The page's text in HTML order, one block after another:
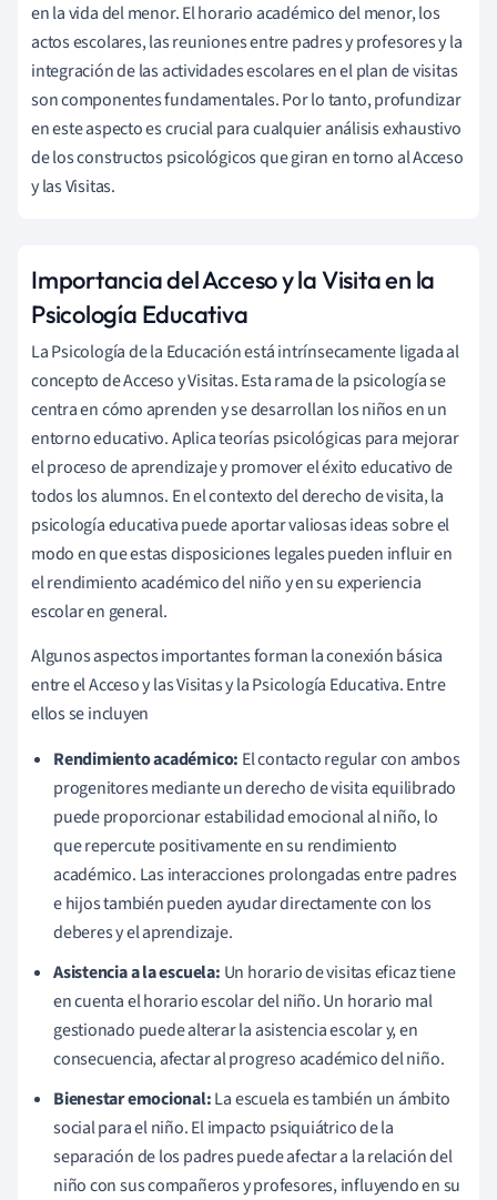
en la vida del menor. El horario académico del menor, los
actos escolares, las reuniones entre padres y profesores y la
integración de las actividades escolares en el plan de visitas
son componentes fundamentales. Por lo tanto, profundizar
en este aspecto es crucial para cualquier análisis exhaustivo
de los constructos psicológicos que giran en torno al Acceso
y las Visitas.
Importancia del Acceso y la Visita en la
Psicología Educativa
La Psicología de la Educación está intrínsecamente ligada al
concepto de Acceso y Visitas. Esta rama de la psicología se
centra en cómo aprenden y se desarrollan los niños en un
entorno educativo. Aplica teorías psicológicas para mejorar
el proceso de aprendizaje y promover el éxito educativo de
todos los alumnos. En el contexto del derecho de visita, la
psicología educativa puede aportar valiosas ideas sobre el
modo en que estas disposiciones legales pueden influir en
el rendimiento académico del niño y en su experiencia
escolar en general.
Algunos aspectos importantes forman la conexión básica
entre el Acceso y las Visitas y la Psicología Educativa. Entre
ellos se incluyen
Rendimiento académico: El contacto regular con ambos
progenitores mediante un derecho de visita equilibrado
puede proporcionar estabilidad emocional al niño, lo
que repercute positivamente en su rendimiento
académico. Las interacciones prolongadas entre padres
e hijos también pueden ayudar directamente con los
deberes y el aprendizaje.
Asistencia a la escuela: Un horario de visitas eficaz tiene
en cuenta el horario escolar del niño. Un horario mal
gestionado puede alterar la asistencia escolar y, en
consecuencia, afectar al progreso académico del niño.
Bienestar emocional:La escuela es también un ámbito
social para el niño. El impacto psiquiátrico de la
separación de los padres puede afectar a la relación del
niño con sus compañeros y profesores, influyendo en su